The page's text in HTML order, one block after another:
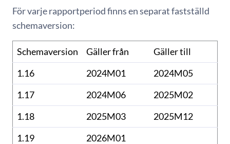
För varje rapportperiod finns en separat fastställd
schemaversion:
Schemaversion Gäller från
Gäller till
1.16
2024M01
2024M05
1.17
2024M06
2025M02
1.18
2025M03
2025M12
1.19
2026M01